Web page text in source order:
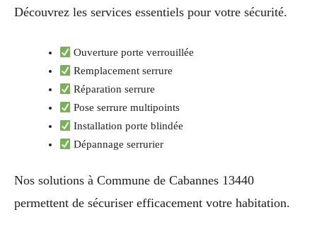
Découvrez les services essentiels pour votre sécurité.
Ouverture porte verrouillée
Remplacement serrure
Réparation serrure
Pose serrure multipoints
Installation porte blindée
Dépannage serrurier
Nos solutions à Commune de Cabannes 13440
permettent de sécuriser efficacement votre habitation.